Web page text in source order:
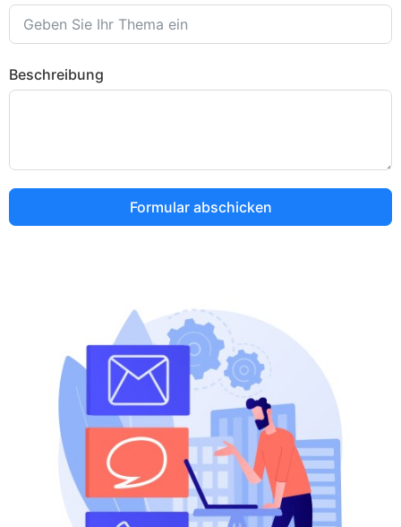
Beschreibung
Formular abschicken